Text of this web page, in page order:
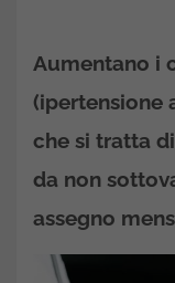
Aumentano i
(ipertensione
che si tratta
da non
assegno